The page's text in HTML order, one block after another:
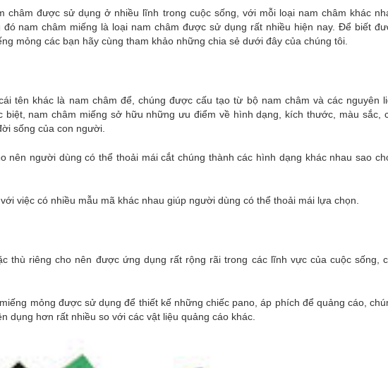
châm được sử dụng ở nhiều lĩnh trong cuộc sống, với mỗi loại nam châm khác
nam châm miếng là loại nam châm được sử dụng rất nhiều hiện nay. Để biết
mỏng các bạn hãy cùng tham khảo những chia sẻ dưới đây của chúng tôi.
tên khác là nam châm để, chúng được cấu tạo từ bộ nam châm và các nguyên
biệt, nam châm miếng sở hữu những ưu điểm về hình dạng, kích thước, màu sắc,
sống của con người.
nên người dùng có thể thoải mái cắt chúng thành các hình dạng khác nhau sao
việc có nhiều mẫu mã khác nhau giúp người dùng có thể thoải mái lựa chọn.
thù riêng cho nên được ứng dụng rất rộng rãi trong các lĩnh vực của cuộc sống,
mỏng được sử dụng để thiết kế những chiếc pano, áp phích để quảng cáo,
dụng hơn rất nhiều so với các vật liệu quảng cáo khác.